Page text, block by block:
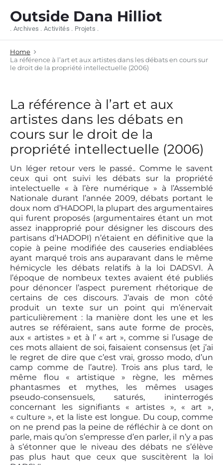
Outside Dana Hilliot
. Archives . Activités . Projets .
Home
La référence à l’art et aux artistes dans les débats en cours sur
le droit de la propriété intellectuelle (2006)
La référence à l’art et aux
artistes dans les débats en
cours sur le droit de la
propriété intellectuelle (2006)
Un léger retour vers le passé.. Comme le savent
ceux qui ont suivi les débats sur la propriété
intelectuelle « à l’ère numérique » à l’Assemblé
Nationale durant l’année 2009, débats portant le
doux nom d’HADOPI, la plupart des argumentaires
qui furent proposés (argumentaires étant un mot
assez inapproprié pour désigner les discours des
partisans d’HADOPI) n’étaient en définitive que la
copie à peine modifiée des causeries endiablées
ayant marqué trois ans auparavant dans le même
hémicycle les débats relatifs à la loi DADSVI. À
l’époque de nombeux textes avaient été publiés
pour dénoncer l’aspect purement rhétorique de
certains de ces discours. J’avais de mon côté
produit un texte sur un point qui m’énervait
particulièrement : la manière dont les une et les
autres se référaient, sans aute forme de procès,
aux « artistes » et à l’ « art », comme si l’usage de
ces mots allaient de soi, faisaient consensus (et j’ai
le regret de dire que c’est vrai, grosso modo, d’un
camp comme de l’autre). Trois ans plus tard, le
même flou « artistique » règne, les mêmes
phantasmes et mythes, les mêmes usages
pseudo-consensuels, saturés, ininterrogés
concernant les signifiants « artistes », « art »,
« culture », et la liste est longue. Du coup, comme
on ne prend pas la peine de réfléchir à ce dont on
parle, mais qu’on s’empresse d’en parler, il n’y a pas
à s’étonner que le niveau des débats ne s’élève
pas plus haut que ceux que suscitèrent la loi